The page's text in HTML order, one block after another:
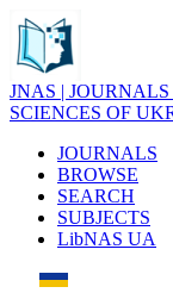
JNAS |
SCIENCES OF
JOURNALS
BROWSE
SEARCH
SUBJECTS
LibNAS UA